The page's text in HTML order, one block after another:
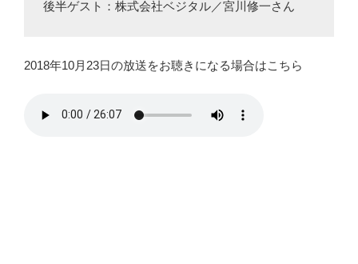
後半ゲスト：株式会社ベジタル／宮川修一さん
2018年10月23日の放送をお聴きになる場合はこちら